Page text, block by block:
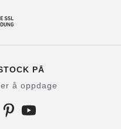
PÅ
å oppdage